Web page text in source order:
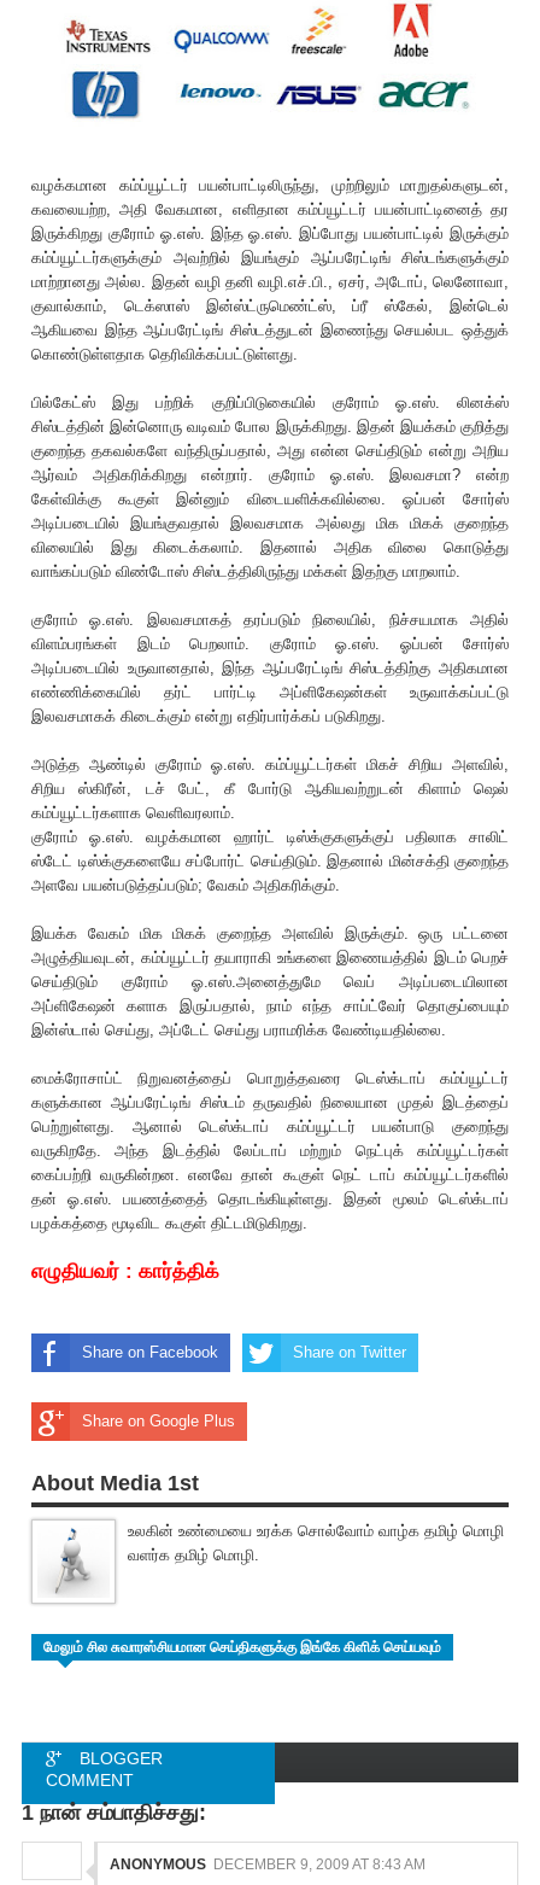
வழக்கமான கம்ப்யூட்டர் பயன்பாட்டிலிருந்து, முற்றிலும் மாறுதல்களுடன்,
கவலையற்ற, அதி வேகமான, எளிதான கம்ப்யூட்டர் பயன்பாட்டினைத் தர
இருக்கிறது குரோம் ஓ.எஸ். இந்த ஓ.எஸ். இப்போது பயன்பாட்டில் இருக்கும்
கம்ப்யூட்டர்களுக்கும் அவற்றில் இயங்கும் ஆப்பரேட்டிங் சிஸ்டங்களுக்கும்
மாற்றானது அல்ல. இதன் வழி தனி வழி.எச்.பி., ஏசர், அடோப், லெனோவா,
குவால்காம், டெக்ஸாஸ் இன்ஸ்ட்ருமெண்ட்ஸ், ப்ரீ ஸ்கேல், இன்டெல்
ஆகியவை இந்த ஆப்பரேட்டிங் சிஸ்டத்துடன் இணைந்து செயல்பட ஒத்துக்
கொண்டுள்ளதாக தெரிவிக்கப்பட்டுள்ளது.
பில்கேட்ஸ் இது பற்றிக் குறிப்பிடுகையில் குரோம் ஓ.எஸ். லினக்ஸ்
சிஸ்டத்தின் இன்னொரு வடிவம் போல இருக்கிறது. இதன் இயக்கம் குறித்து
குறைந்த தகவல்களே வந்திருப்பதால், அது என்ன செய்திடும் என்று அறிய
ஆர்வம் அதிகரிக்கிறது என்றார். குரோம் ஓ.எஸ். இலவசமா? என்ற
கேள்விக்கு கூகுள் இன்னும் விடையளிக்கவில்லை. ஓப்பன் சோர்ஸ்
அடிப்படையில் இயங்குவதால் இலவசமாக அல்லது மிக மிகக் குறைந்த
விலையில் இது கிடைக்கலாம். இதனால் அதிக விலை கொடுத்து
வாங்கப்படும் விண்டோஸ் சிஸ்டத்திலிருந்து மக்கள் இதற்கு மாறலாம்.
குரோம் ஓ.எஸ். இலவசமாகத் தரப்படும் நிலையில், நிச்சயமாக அதில்
விளம்பரங்கள் இடம் பெறலாம். குரோம் ஓ.எஸ். ஓப்பன் சோர்ஸ்
அடிப்படையில் உருவானதால், இந்த ஆப்பரேட்டிங் சிஸ்டத்திற்கு அதிகமான
எண்ணிக்கையில் தர்ட் பார்ட்டி அப்ளிகேஷன்கள் உருவாக்கப்பட்டு
இலவசமாகக் கிடைக்கும் என்று எதிர்பார்க்கப் படுகிறது.
அடுத்த ஆண்டில் குரோம் ஓ.எஸ். கம்ப்யூட்டர்கள் மிகச் சிறிய அளவில்,
சிறிய ஸ்கிரீன், டச் பேட், கீ போர்டு ஆகியவற்றுடன் கிளாம் ஷெல்
கம்ப்யூட்டர்களாக வெளிவரலாம்.
குரோம் ஓ.எஸ். வழக்கமான ஹார்ட் டிஸ்க்குகளுக்குப் பதிலாக சாலிட்
ஸ்டேட் டிஸ்க்குகளையே சப்போர்ட் செய்திடும். இதனால் மின்சக்தி குறைந்த
அளவே பயன்படுத்தப்படும்; வேகம் அதிகரிக்கும்.
இயக்க வேகம் மிக மிகக் குறைந்த அளவில் இருக்கும். ஒரு பட்டனை
அழுத்தியவுடன், கம்ப்யூட்டர் தயாராகி உங்களை இணையத்தில் இடம் பெறச்
செய்திடும் குரோம் ஓ.எஸ்.அனைத்துமே வெப் அடிப்படையிலான
அப்ளிகேஷன் களாக இருப்பதால், நாம் எந்த சாப்ட்வேர் தொகுப்பையும்
இன்ஸ்டால் செய்து, அப்டேட் செய்து பராமரிக்க வேண்டியதில்லை.
மைக்ரோசாப்ட் நிறுவனத்தைப் பொறுத்தவரை டெஸ்க்டாப் கம்ப்யூட்டர்
களுக்கான ஆப்பரேட்டிங் சிஸ்டம் தருவதில் நிலையான முதல் இடத்தைப்
பெற்றுள்ளது. ஆனால் டெஸ்க்டாப் கம்ப்யூட்டர் பயன்பாடு குறைந்து
வருகிறதே. அந்த இடத்தில் லேப்டாப் மற்றும் நெட்புக் கம்ப்யூட்டர்கள்
கைப்பற்றி வருகின்றன. எனவே தான் கூகுள் நெட் டாப் கம்ப்யூட்டர்களில்
தன் ஓ.எஸ். பயணத்தைத் தொடங்கியுள்ளது. இதன் மூலம் டெஸ்க்டாப்
பழக்கத்தை மூடிவிட கூகுள் திட்டமிடுகிறது.
எழுதியவர் : கார்த்திக்
Share on Facebook Share on Twitter
Share on Google Plus
About Media 1st
உலகின் உண்மையை உரக்க சொல்வோம் வாழ்க தமிழ் மொழி
வளர்க தமிழ் மொழி.
மேலும் சில சுவாரஸ்சியமான செய்திகளுக்கு இங்கே கிளிக் செய்யவும்
BLOGGER
COMMENT
FACEBOOK
1 நான் சம்பாதிச்சது:
ANONYMOUS DECEMBER 9, 2009 AT 8:43 AM